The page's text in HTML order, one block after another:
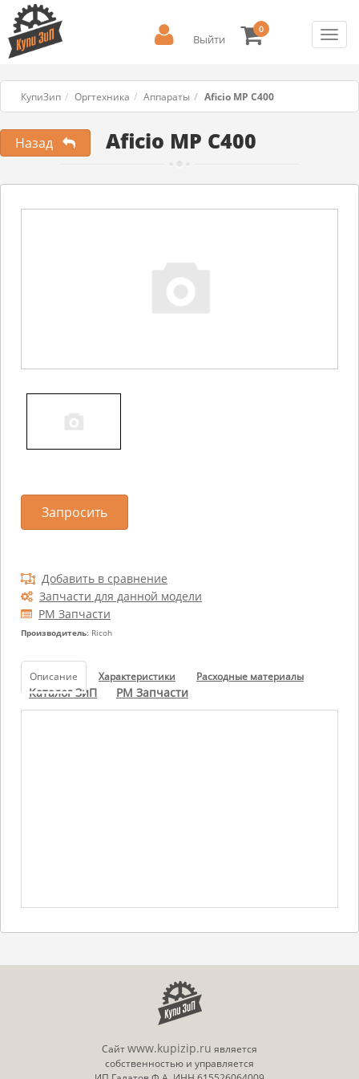
Выйти
0
КупиЗип Оргтехника Аппараты Aficio MP C400
Aficio MP C400
Назад
Добавить в сравнение
Запчасти для данной модели
РМ Запчасти
Производитель: Ricoh
Запросить
Описание Характеристики Расходные материалы
Каталог ЗиП РМ Запчасти
Сайтwww.kupizip.ru является
собственностью и управляется